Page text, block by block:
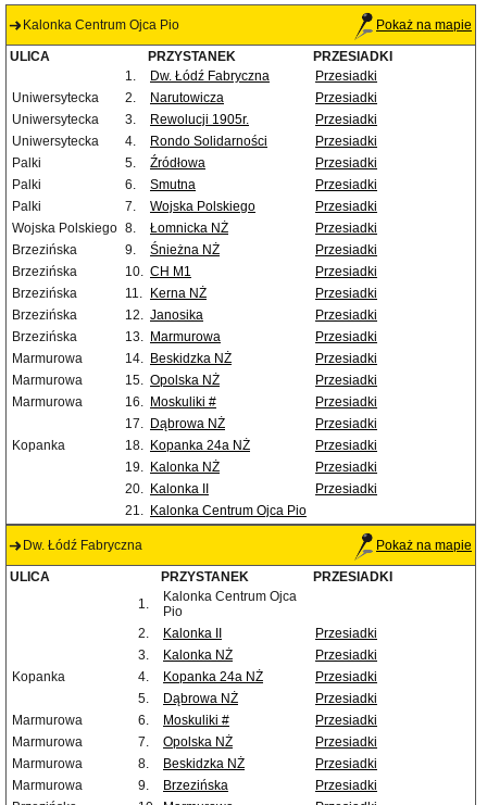
Kalonka Centrum Ojca Pio Pokaż na mapie
ULICA PRZYSTANEK
PRZESIADKI
1.
Dw. Łódź Fabryczna
Przesiadki
Uniwersytecka
2. Narutowicza
Przesiadki
Uniwersytecka
3. Rewolucji 1905r.
Przesiadki
Uniwersytecka
4. Rondo Solidarności
Przesiadki
Palki
5. Źródłowa
Przesiadki
Palki
6. Smutna
Przesiadki
Palki
7. Wojska Polskiego
Przesiadki
Wojska Polskiego 8. Łomnicka NŻ
Przesiadki
Brzezińska
9. Śnieżna NŻ
Przesiadki
Brzezińska
10. CH M1
Przesiadki
Brzezińska
11. Kerna NŻ
Przesiadki
Brzezińska
12. Janosika
Przesiadki
Brzezińska
13. Marmurowa
Przesiadki
Marmurowa
14. Beskidzka NŻ
Przesiadki
Marmurowa
15. Opolska NŻ
Przesiadki
Marmurowa
16. Moskuliki #
Przesiadki
17. Dąbrowa NŻ
Przesiadki
Kopanka
18. Kopanka 24a NŻ
Przesiadki
19. Kalonka NŻ
Przesiadki
20. Kalonka II
Przesiadki
21. Kalonka Centrum Ojca Pio
Dw. Łódź Fabryczna Pokaż na mapie
ULICA PRZYSTANEK
PRZESIADKI
1.
Kalonka Centrum Ojca
Pio
2.
Kalonka II
Przesiadki
3.
Kalonka NŻ
Przesiadki
Kopanka
4. Kopanka 24a NŻ
Przesiadki
5.
Dąbrowa NŻ
Przesiadki
Marmurowa
6. Moskuliki #
Przesiadki
Marmurowa
7. Opolska NŻ
Przesiadki
Marmurowa
8. Beskidzka NŻ
Przesiadki
Marmurowa
9. Brzezińska
Przesiadki